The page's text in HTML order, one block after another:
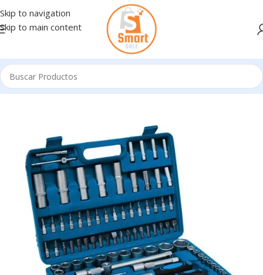
Skip to navigation
Skip to main content
Inicio/HERRAMIENTAS Y REPUESTOS